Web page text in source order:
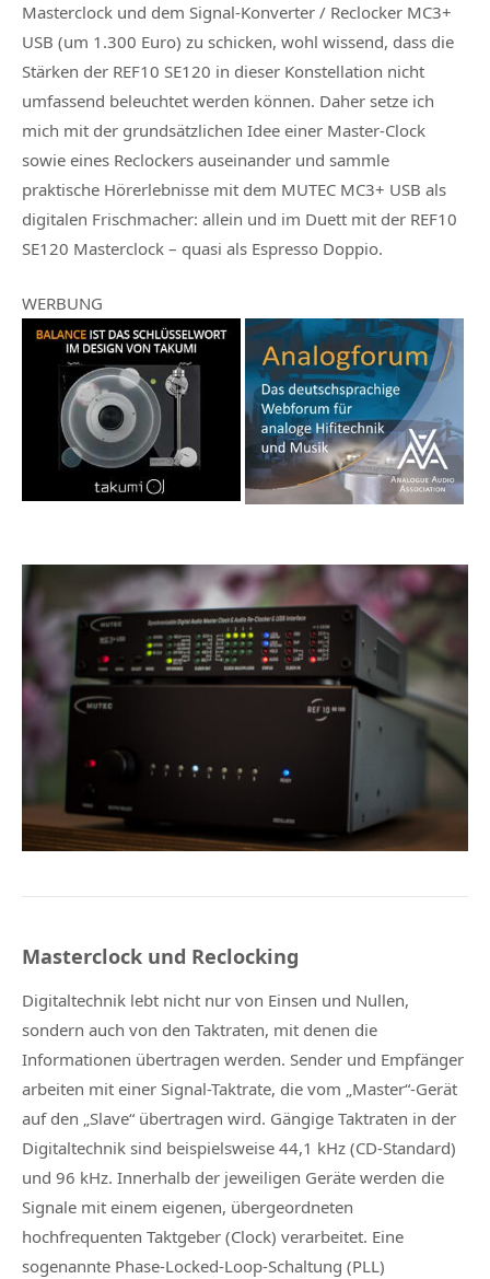
Masterclock und dem Signal-Konverter / Reclocker MC3+
USB (um 1.300 Euro) zu schicken, wohl wissend, dass die
Stärken der REF10 SE120 in dieser Konstellation nicht
umfassend beleuchtet werden können. Daher setze ich
mich mit der grundsätzlichen Idee einer Master-Clock
sowie eines Reclockers auseinander und sammle
praktische Hörerlebnisse mit dem MUTEC MC3+ USB als
digitalen Frischmacher: allein und im Duett mit der REF10
SE120 Masterclock – quasi als Espresso Doppio.
WERBUNG
Masterclock und Reclocking
Digitaltechnik lebt nicht nur von Einsen und Nullen,
sondern auch von den Taktraten, mit denen die
Informationen übertragen werden. Sender und Empfänger
arbeiten mit einer Signal-Taktrate, die vom „Master“-Gerät
auf den „Slave“ übertragen wird. Gängige Taktraten in der
Digitaltechnik sind beispielsweise 44,1 kHz (CD-Standard)
und 96 kHz. Innerhalb der jeweiligen Geräte werden die
Signale mit einem eigenen, übergeordneten
hochfrequenten Taktgeber (Clock) verarbeitet. Eine
sogenannte Phase-Locked-Loop-Schaltung (PLL)